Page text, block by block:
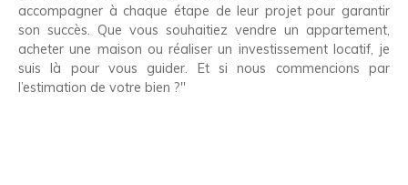
accompagner à chaque étape de leur projet pour garantir
son succès. Que vous souhaitiez vendre un appartement,
acheter une maison ou réaliser un investissement locatif, je
suis là pour vous guider. Et si nous commencions par
l’estimation de votre bien ?"